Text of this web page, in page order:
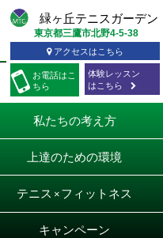
お電話はこ
ちら
東京都三鷹市北野4-5-38
アクセスはこちら
体験レッスン
はこちら
私たちの考え方
上達のための環境
テニス × フィットネス
キャンペーン